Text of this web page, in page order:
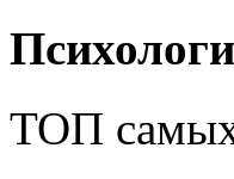
Психологи
ТОП самых